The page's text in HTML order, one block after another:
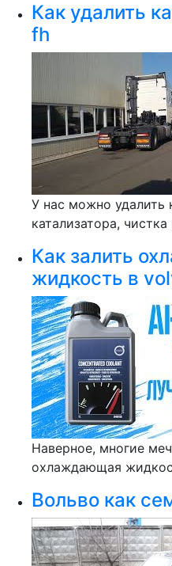
Как удалить
fh
У нас можно удалить
катализатора, чистка
Как залить
жидкость в
Наверное, многие
охлаждающая
Вольво как